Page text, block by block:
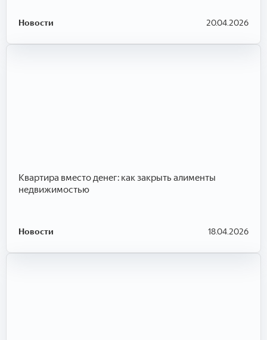
Новости 20.04.2026
Квартира вместо денег: как закрыть алименты
недвижимостью
Новости 18.04.2026